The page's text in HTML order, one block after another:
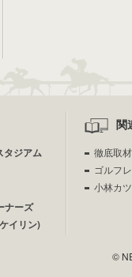
タジアム
ナーズ
イリン)
関
徹底取
ゴルフ
小林カ
©